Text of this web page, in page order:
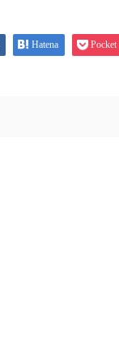
Hatena Pocket